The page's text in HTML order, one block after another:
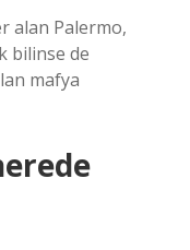
alan Palermo,
bilinse de
mafya